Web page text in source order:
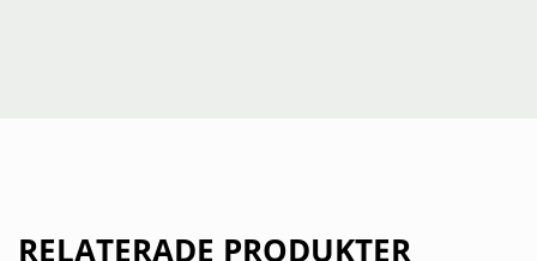
RELATERADE PRODUKTER